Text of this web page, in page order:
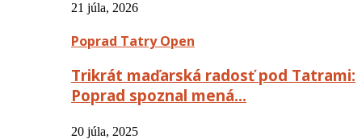
21 júla, 2026
Poprad Tatry Open
Trikrát maďarská radosť pod Tatrami:
Poprad spoznal mená…
20 júla, 2025